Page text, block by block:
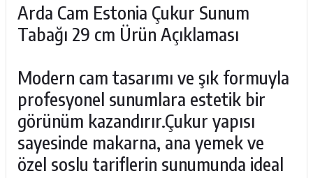
Arda Cam Estonia Çukur Sunum
Tabağı 29 cm Ürün Açıklaması
Modern cam tasarımı ve şık formuyla
profesyonel sunumlara estetik bir
görünüm kazandırır.Çukur yapısı
sayesinde makarna, ana yemek ve
özel soslu tariflerin sunumunda ideal